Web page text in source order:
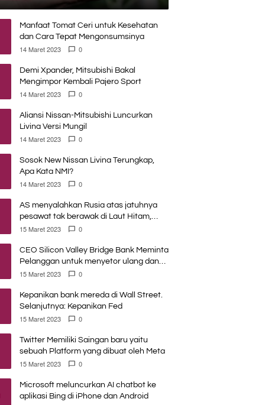
Manfaat Tomat Ceri untuk Kesehatan
dan Cara Tepat Mengonsumsinya
14 Maret 2023 0
Demi Xpander, Mitsubishi Bakal
Mengimpor Kembali Pajero Sport
14 Maret 2023 0
Aliansi Nissan-Mitsubishi Luncurkan
Livina Versi Mungil
14 Maret 2023 0
Sosok New Nissan Livina Terungkap,
Apa Kata NMI?
14 Maret 2023 0
AS menyalahkan Rusia atas jatuhnya
pesawat tak berawak di Laut Hitam,
Moskow menyangkal
15 Maret 2023 0
CEO Silicon Valley Bridge Bank Meminta
Pelanggan untuk menyetor ulang dana
Mereka
15 Maret 2023 0
Kepanikan bank mereda di Wall Street.
Selanjutnya: Kepanikan Fed
15 Maret 2023 0
Twitter Memiliki Saingan baru yaitu
sebuah Platform yang dibuat oleh Meta
15 Maret 2023 0
Microsoft meluncurkan AI chatbot ke
aplikasi Bing di iPhone dan Android